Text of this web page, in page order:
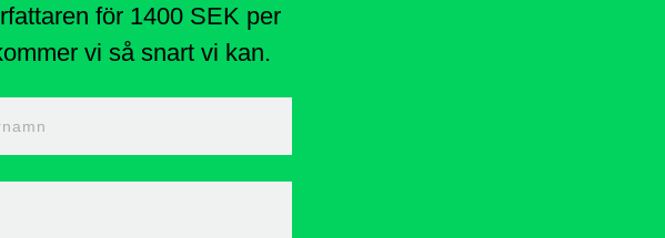
för 1400 SEK per
vi så snart vi kan.